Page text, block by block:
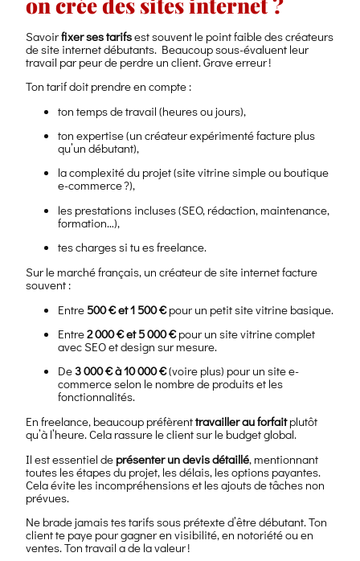
Savoirfixer ses tarifsest souvent le point faible des créateurs
de site internet débutants. Beaucoup sous-évaluent leur
travail par peur de perdre un client. Grave erreur !
Ton tarif doit prendre en compte :
ton temps de travail (heures ou jours),
ton expertise (un créateur expérimenté facture plus
qu’un débutant),
la complexité du projet (site vitrine simple ou boutique
e-commerce ?),
les prestations incluses (SEO, rédaction, maintenance,
formation…),
tes charges si tu es freelance.
Sur le marché français, un créateur de site internet facture
souvent :
Entre 500 € et 1 500 €pour un petit site vitrine basique.
Entre2 000 € et 5 000 €pour un site vitrine complet
avec SEO et design sur mesure.
De3 000 € à 10 000 €(voire plus) pour un site e-
commerce selon le nombre de produits et les
fonctionnalités.
En freelance, beaucoup préfèrenttravailler au forfaitplutôt
qu’à l’heure. Cela rassure le client sur le budget global.
Il est essentiel de présenter un devis détaillé, mentionnant
toutes les étapes du projet, les délais, les options payantes.
Cela évite les incompréhensions et les ajouts de tâches non
prévues.
Ne brade jamais tes tarifs sous prétexte d’être débutant. Ton
client te paye pour gagner en visibilité, en notoriété ou en
ventes. Ton travail a de la valeur !